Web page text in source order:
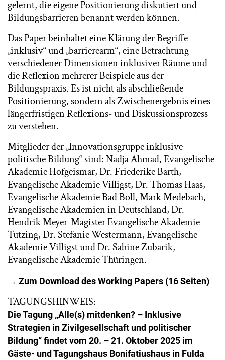
gelernt, die eigene Positionierung diskutiert und
Bildungsbarrieren benannt werden können.
Das Paper beinhaltet eine Klärung der Begriffe
„inklusiv“ und „barrierearm“, eine Betrachtung
verschiedener Dimensionen inklusiver Räume und
die Reflexion mehrerer Beispiele aus der
Bildungspraxis. Es ist nicht als abschließende
Positionierung, sondern als Zwischenergebnis eines
längerfristigen Reflexions- und Diskussionsprozess
zu verstehen.
Mitglieder der „Innovationsgruppe inklusive
politische Bildung“ sind: Nadja Ahmad, Evangelische
Akademie Hofgeismar, Dr. Friederike Barth,
Evangelische Akademie Villigst, Dr. Thomas Haas,
Evangelische Akademie Bad Boll, Mark Medebach,
Evangelische Akademien in Deutschland, Dr.
Hendrik Meyer-Magister Evangelische Akademie
Tutzing, Dr. Stefanie Westermann, Evangelische
Akademie Villigst und Dr. Sabine Zubarik,
Evangelische Akademie Thüringen.
→ Zum Download des Working Papers (16 Seiten)
TAGUNGSHINWEIS:
Die Tagung „Alle(s) mitdenken? – Inklusive
Strategien in Zivilgesellschaft und politischer
Bildung“ findet vom 20. – 21. Oktober 2025 im
Gäste- und Tagungshaus Bonifatiushaus in Fulda